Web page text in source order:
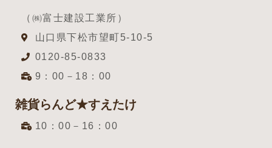
（㈱富士建設工業所）
山口県下松市望町5-10-5
0120-85-0833
9：00－18：00
雑貨らんど★すえたけ
10：00－16：00